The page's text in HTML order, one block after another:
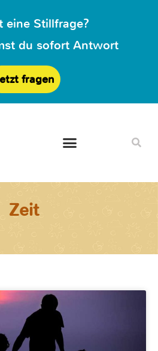
eine Stillfrage?
du sofort Antwort
fragen
Zeit